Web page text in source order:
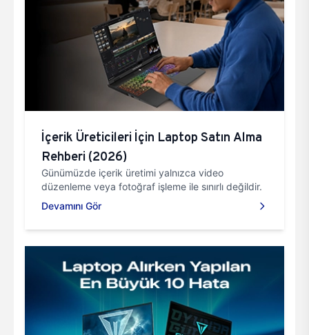
İçerik Üreticileri İçin Laptop Satın Alma
Rehberi (2026)
Günümüzde içerik üretimi yalnızca video
düzenleme veya fotoğraf işleme ile sınırlı değildir.
Devamını Gör